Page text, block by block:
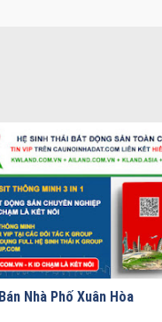
Bán Nhà Phố Xuân Hòa